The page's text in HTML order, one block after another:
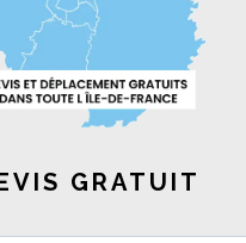
GRATUIT